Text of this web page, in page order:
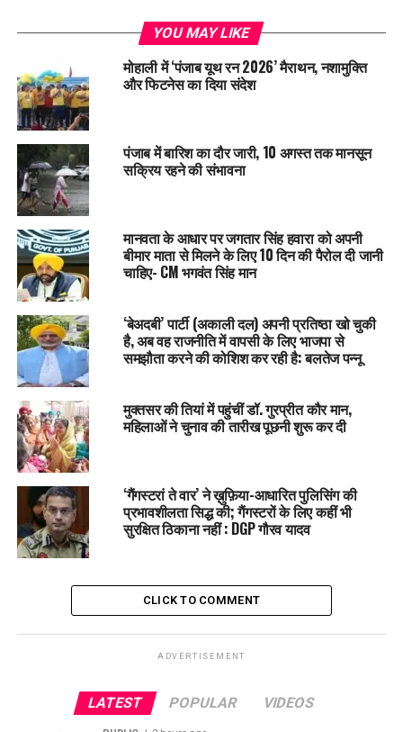
MP Amritpal को लेकर केंद्र पहुंची भगवंत मान सरकार, सुरक्षा का
हवाला देकर जेल ट्रांसफर न करने की अपील
DON'T MISS
पंजाब में मावां धीयां योजना की रजिस्ट्रेशन आज से:CM करेंगे
शुभारंभ, जुलाई से मिलेंगे 1500 रुपए, कल से पायलट प्रोजेक्ट भी
शुरू
YOU MAY LIKE
मोहाली में ‘पंजाब यूथ रन 2026’ मैराथन, नशामुक्ति
और फिटनेस का दिया संदेश
पंजाब में बारिश का दौर जारी, 10 अगस्त तक मानसून
सक्रिय रहने की संभावना
मानवता के आधार पर जगतार सिंह हवारा को अपनी
बीमार माता से मिलने के लिए 10 दिन की पैरोल दी जानी
चाहिए- CM भगवंत सिंह मान
‘बेअदबी’ पार्टी (अकाली दल) अपनी प्रतिष्ठा खो चुकी
है, अब वह राजनीति में वापसी के लिए भाजपा से
समझौता करने की कोशिश कर रही है: बलतेज पन्नू
मुक्तसर की तियां में पहुंचीं डॉ. गुरप्रीत कौर मान,
महिलाओं ने चुनाव की तारीख पूछनी शुरू कर दी
‘गैंगस्टरां ते वार’ ने ख़ुफ़िया-आधारित पुलिसिंग की
प्रभावशीलता सिद्ध की; गैंगस्टरों के लिए कहीं भी
सुरक्षित ठिकाना नहीं : DGP गौरव यादव
CLICK TO COMMENT
ADVERTISEMENT
LATEST POPULAR VIDEOS